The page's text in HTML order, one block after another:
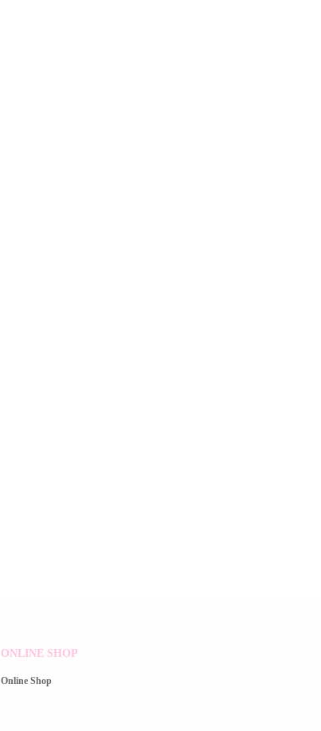
ONLINE SHOP
Online Shop